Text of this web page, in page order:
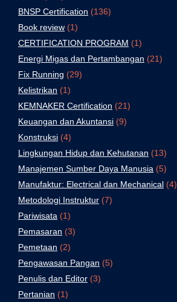
BNSP Certification (136)
Book review (1)
CERTIFICATION PROGRAM (1)
Energi Migas dan Pertambangan (21)
Fix Running (29)
Kelistrikan (1)
KEMNAKER Certification (21)
Keuangan dan Akuntansi (9)
Konstruksi (4)
Lingkungan Hidup dan Kehutanan (13)
Manajemen Sumber Daya Manusia (5)
Manufaktur: Electrical dan Mechanical (4)
Metodologi Instruktur (7)
Pariwisata (1)
Pemasaran (3)
Pemetaan (2)
Pengawasan Pangan (5)
Penulis dan Editor (3)
Pertanian (1)